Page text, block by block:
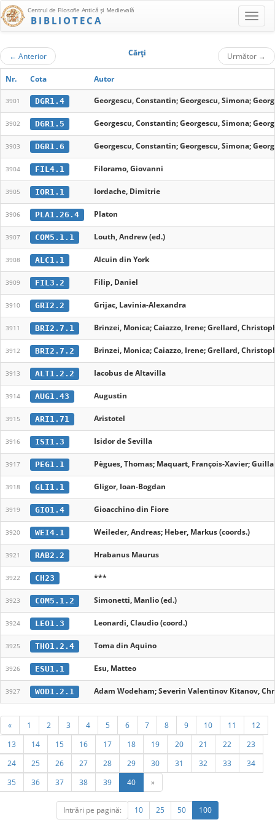
Centrul de Filosofie Antică şi Medievală
BIBLIOTECA
← Anterior Cărţi Următor →
Nr. Cota Autor
3901 DGR1.4 Georgescu, Constantin; Georgescu, Simona;
3902 DGR1.5 Georgescu, Constantin; Georgescu, Simona;
3903 DGR1.6 Georgescu, Constantin; Georgescu, Simona;
3904 FIL4.1 Filoramo, Giovanni
3905 IOR1.1 Iordache, Dimitrie
3906 PLA1.26.4 Platon
3907 COM5.1.1 Louth, Andrew (ed.)
3908 ALC1.1 Alcuin din York
3909 FIL3.2 Filip, Daniel
3910 GRI2.2 Grijac, Lavinia-Alexandra
3911 BRI2.7.1 Brinzei, Monica; Caiazzo, Irene; Grellard,
3912 BRI2.7.2 Brinzei, Monica; Caiazzo, Irene; Grellard,
3913 ALT1.2.2 Iacobus de Altavilla
3914 AUG1.43 Augustin
3915 ARI1.71 Aristotel
3916 ISI1.3 Isidor de Sevilla
3917 PEG1.1 Pègues, Thomas; Maquart, François-Xavier;
3918 GLI1.1 Gligor, Ioan-Bogdan
3919 GIO1.4 Gioacchino din Fiore
3920 WEI4.1 Weileder, Andreas; Heber, Markus (coords.)
3921 RAB2.2 Hrabanus Maurus
3922 CH23 ***
3923 COM5.1.2 Simonetti, Manlio (ed.)
3924 LEO1.3 Leonardi, Claudio (coord.)
3925 THO1.2.4 Toma din Aquino
3926 ESU1.1 Esu, Matteo
3927 WOD1.2.1 Adam Wodeham; Severin Valentinov Kitanov,
« 1 2 3 4 5 6 7 8 9 10 11
12
13
14 15 16 17 18 19 20 21 22
23
24
25 26 27 28 29 30 31 32 33
34
35
36 37 38 39 40 »
Intrări pe pagină: 10 25 50 100